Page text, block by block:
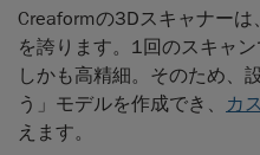
Creaformの3Dスキャナー
を誇ります。1回のスキャ
しかも高精細。そのため、
う」モデルを作成でき、 カ
えます。